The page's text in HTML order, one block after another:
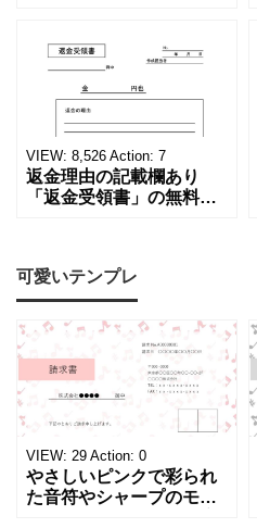
る！印刷可能な一覧表！
印刷可能な平成・令和・
西暦早見表を無料ダウン
ロードでご利用いただけ
ます。 パソコンに保存し
ていただくか、A4サイズ
でコピーしてご
VIEW: 8,526 Action: 7
返金理由の記載欄あり
「返金受領書」の無料テ
め！過払い･誤入金などが
発生した際にも使える、
モノクロでシンプルな
「返金領収書」のテンプ
レートとなります。 A4縦
型サイズで用紙に印
可愛いテンプレ
VIEW: 29 Action: 0
やさしいピンクで彩られ
た音符やシャープのモチ